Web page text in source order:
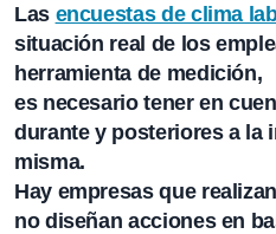
Las encuestas de clima
situación real de los
herramienta de medición,
es necesario tener en
durante y posteriores a la
misma.
Hay empresas que
no diseñan acciones en